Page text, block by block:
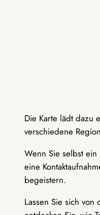
Die Karte lädt dazu
verschiedene
Wenn Sie selbst
eine
begeistern.
Lassen Sie sich